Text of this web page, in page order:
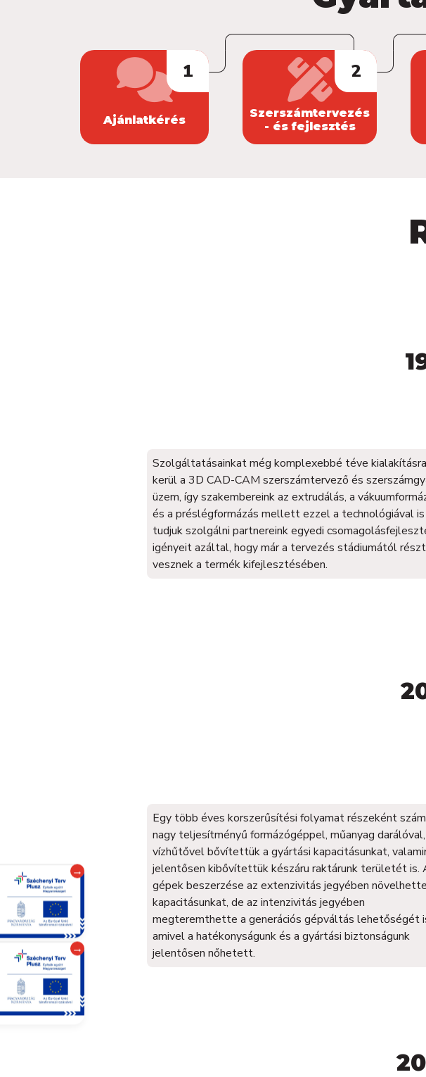
Ajánlatkérés
1
Szerszámtervezés
- és fejlesztés
2
Szolgáltatásainkat még komplexebbé téve kialakításra
kerül a 3D CAD-CAM szerszámtervező és
üzem, így szakembereink az extrudálás, a
és a préslégformázás mellett ezzel a technológiával is
tudjuk szolgálni partnereink egyedi
igényeit azáltal, hogy már a tervezés stádiumától részt
vesznek a termék kifejlesztésében.
Egy több éves korszerűsítési folyamat részeként
nagy teljesítményű formázógéppel, műanyag darálóval,
vízhűtővel bővítettük a gyártási kapacitásunkat,
jelentősen kibővítettük készáru raktárunk területét is.
gépek beszerzése az extenzivitás jegyében
kapacitásunkat, de az intenzivitás jegyében
megteremthette a generációs gépváltás lehetőségét
amivel a hatékonyságunk és a gyártási biztonságunk
jelentősen nőhetett.
→
→